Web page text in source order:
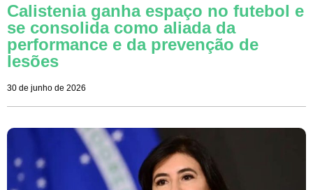
Calistenia ganha espaço no futebol e
se consolida como aliada da
performance e da prevenção de
lesões
30 de junho de 2026